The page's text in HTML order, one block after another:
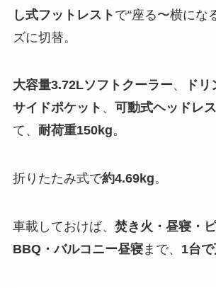
し式フットレスト で“座る〜横にな
ズに切替。
大容量3.72Lソフトクーラー、 ド
サイドポケット 、 可動式ヘッドレ
て、 耐荷重150kg。
折りたたみ式で約4.69kg。
車載しておけば、 焚き火・昼寝・
BBQ・バルコニー昼寝まで、 1台